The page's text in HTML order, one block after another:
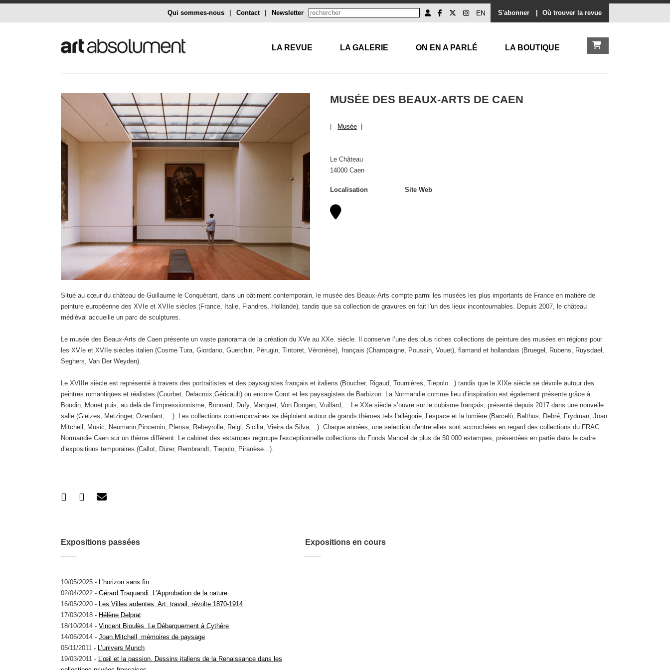
S'abonner Où trouver la revue
EN
Newsletter
Contact
Qui sommes-nous
LA REVUE LA GALERIE ON EN A PARLÉ LA BOUTIQUE
MUSÉE DES BEAUX-ARTS DE CAEN
Musée
Le Château
14000 Caen
Localisation Site Web
Situé au cœur du château de Guillaume le Conquérant, dans un bâtiment contemporain, le musée des Beaux-Arts compte parmi les musées les plus importants de France en matière de
peinture européenne des XVIe et XVIIe siècles (France, Italie, Flandres, Hollande), tandis que sa collection de gravures en fait l'un des lieux incontournables. Depuis 2007, le château
médiéval accueille un parc de sculptures.
Le musée des Beaux-Arts de Caen présente un vaste panorama de la création du XVe au XXe. siècle. Il conserve l’une des plus riches collections de peinture des musées en régions pour
les XVIe et XVIIe siècles italien (Cosme Tura, Giordano, Guerchin, Pérugin, Tintoret, Véronèse), français (Champaigne, Poussin, Vouet), flamand et hollandais (Bruegel, Rubens, Ruysdael,
Seghers, Van Der Weyden).
Le XVIIIe siècle est représenté à travers des portraitistes et des paysagistes français et italiens (Boucher, Rigaud, Tournières, Tiepolo...) tandis que le XIXe siècle se dévoile autour des
peintres romantiques et réalistes (Courbet, Delacroix,Géricault) ou encore Corot et les paysagistes de Barbizon. La Normandie comme lieu d’inspiration est également présente grâce à
Boudin, Monet puis, au delà de l’impressionnisme, Bonnard, Dufy, Marquet, Von Dongen, Vuillard,... Le XXe siècle s’ouvre sur le cubisme français, présenté depuis 2017 dans une nouvelle
salle (Gleizes, Metzinger, Ozenfant, ...). Les collections contemporaines se déploient autour de grands thèmes tels l’allégorie, l’espace et la lumière (Barcelò, Balthus, Debré, Frydman, Joan
Mitchell, Music, Neumann,Pincemin, Plensa, Rebeyrolle, Reigl, Sicilia, Vieira da Silva,...). Chaque années, une selection d'entre elles sont accrochées en regard des collections du FRAC
Normandie Caen sur un thème différent. Le cabinet des estampes regroupe l'exceptionnelle collections du Fonds Mancel de plus de 50 000 estampes, présentées en partie dans le cadre
d’expositions temporaires (Callot, Dürer, Rembrandt, Tiepolo, Piranèse...).
Expositions passées
10/05/2025 - L'horizon sans fin
02/04/2022 - Gérard Traquandi. L’Approbation de la nature
16/05/2020 - Les Villes ardentes. Art, travail, révolte 1870-1914
17/03/2018 - Hélène Delprat
18/10/2014 - Vincent Bioulès. Le Débarquement à Cythère
14/06/2014 - Joan Mitchell, mémoires de paysage
05/11/2011 - L’univers Munch
19/03/2011 - L’œil et la passion. Dessins italiens de la Renaissance dans les
Expositions en cours